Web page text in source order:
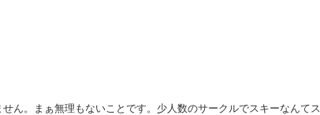
ん。まぁ無理もないことです。少人数のサークルでスキーなんてス